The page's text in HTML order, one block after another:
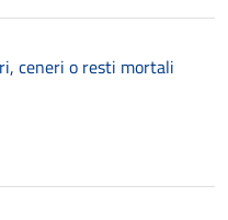
ceneri o resti mortali